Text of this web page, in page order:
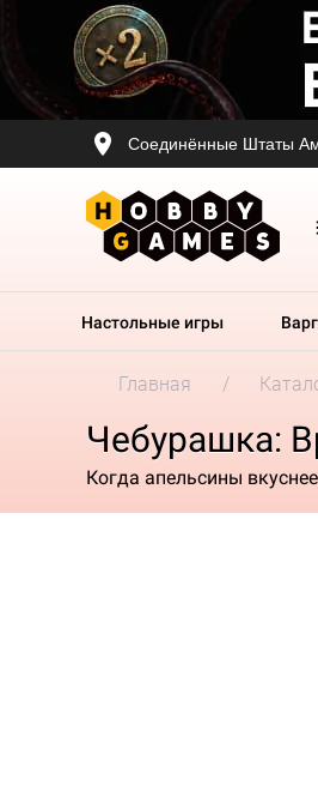
Соединённые Штаты
Настольные игры
Главная
Чебурашка:
Когда апельсины